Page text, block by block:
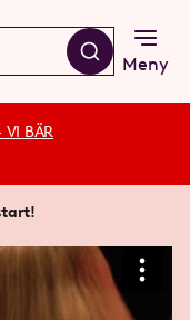
Meny
VI BÄR